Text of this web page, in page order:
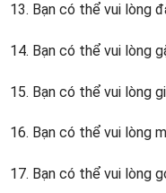
Bạn có thể vui lòng
Bạn có thể vui lòng
Bạn có thể vui lòng
Bạn có thể vui lòng
Bạn có thể vui lòng